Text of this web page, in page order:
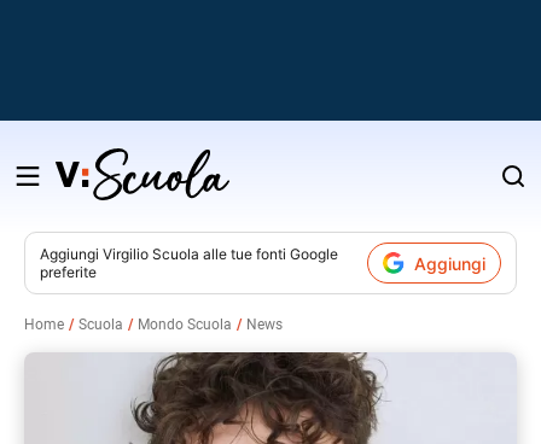
Salta
contenuto
Aggiungi Virgilio Scuola alle tue fonti Google
preferite
Aggiungi
Home Scuola Mondo Scuola News